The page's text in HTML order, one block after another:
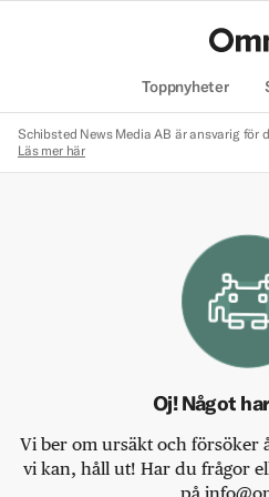
Toppnyheter
Schibsted News Media AB är ansvarig för
Läs mer här
Oj! Något
Vi ber om ursäkt och försöker
vi kan, håll ut! Har du frågor